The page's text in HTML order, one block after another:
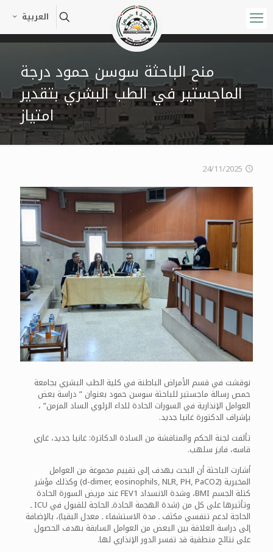
العربية
منح الباحثة سوسن حمود درجة
الماجستير في الطب البشري بتقدير
امتياز
24/11/2025
نوقشت في قسم الأمراض الباطنة في كلية الطب البشري بجامعة
حمص رسالة ماجستير للباحثة سوسن حمود بعنوان ” دراسة بعض
العوامل الإنذارية في السورات الحادة للداء الرئوي الساد المزمن” ،
بإشراف الدكتورة غانيا جديد.
تألفت لجنة الحكم والمناقشة من السادة الدكاترة: غانيا جديد، غازي
قاسه، فايز سلهب.
أشارت الباحثة أن البحث يهدف إلى تقييم مجموعة من العوامل
المخبرية (d-dimer, eosinophils, NLR, PH, PaCO2) وكذلك مؤشر
كتلة الجسم BMI، وشدة الانسداد FEV1 عند مريض السورة الحادة
وتأثيرها على كل من (شدة الهجمة الحادةـ الحاجة للقبول في ICU ـ
الحاجة لدعم تنفسي مكثف ـ مدة الاستشفاء ـ معدل البقيا)، بالإضافة
إلى دراسة العلاقة بين البعض من العوامل السابقة بهدف الحصول
على نتائج منطقية قد تفسر الدور الإنذاري لها.